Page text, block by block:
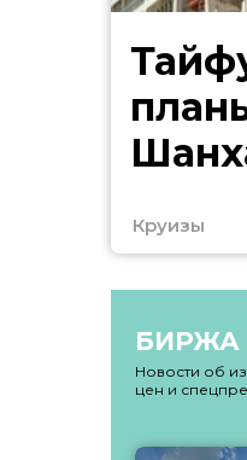
Круизы
БИРЖА
Новости об
цен и